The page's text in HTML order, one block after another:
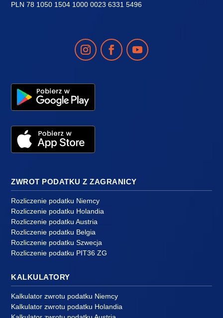
PLN 78 1050 1504 1000 0023 6331 5496
ZWROT PODATKU Z ZAGRANICY
Rozliczenie podatku Niemcy
Rozliczenie podatku Holandia
Rozliczenie podatku Austria
Rozliczenie podatku Belgia
Rozliczenie podatku Szwecja
Rozliczenie podatku PIT36 ZG
KALKULATORY
Kalkulator zwrotu podatku Niemcy
Kalkulator zwrotu podatku Holandia